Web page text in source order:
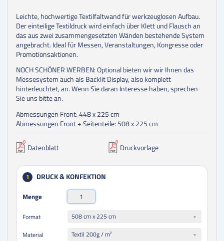
Leichte, hochwertige Textilfaltwand für werkzeuglosen Aufbau.
Der einteilige Textildruck wird einfach über Klett und Flausch an
das aus zwei zusammengesetzten Wänden bestehende System
angebracht. Ideal für Messen, Veranstaltungen, Kongresse oder
Promotionsaktionen.
NOCH SCHÖNER WERBEN: Optional bieten wir wir Ihnen das
Messesystem auch als Backlit Display, also komplett
hinterleuchtet, an. Wenn Sie daran Interesse haben, sprechen
Sie uns bitte an.
Abmessungen Front: 448 x 225 cm
Abmessungen Front + Seitenteile: 508 x 225 cm
Datenblatt Druckvorlage
1 DRUCK & KONFEKTION
Menge
Format
508 cm x 225 cm
Material
Textil 200g / m²